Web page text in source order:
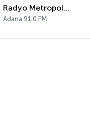
Radyo Metropol FM
Adana 91.0 FM